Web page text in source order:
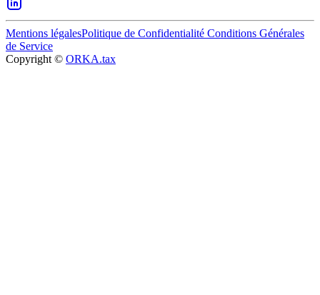
Mentions légalesPolitique de Confidentialité Conditions Générales
de Service
Copyright © ORKA.tax